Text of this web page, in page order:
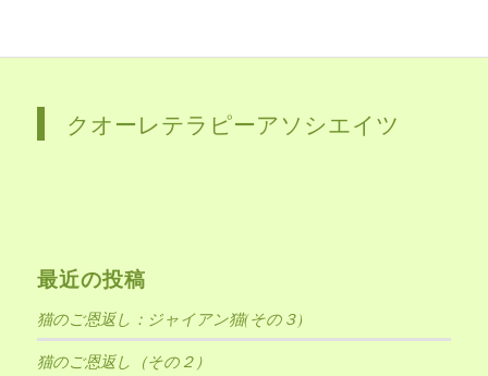
クオーレテラピーアソシエイツ
最近の投稿
猫のご恩返し：ジャイアン猫(その３)
猫のご恩返し（その２）